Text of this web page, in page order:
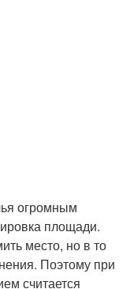
огромным
площади.
место, но в то
Поэтому при
считается